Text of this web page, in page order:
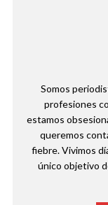
Somos
profesiones
estamos
queremos
fiebre. Vivimos
único objetivo